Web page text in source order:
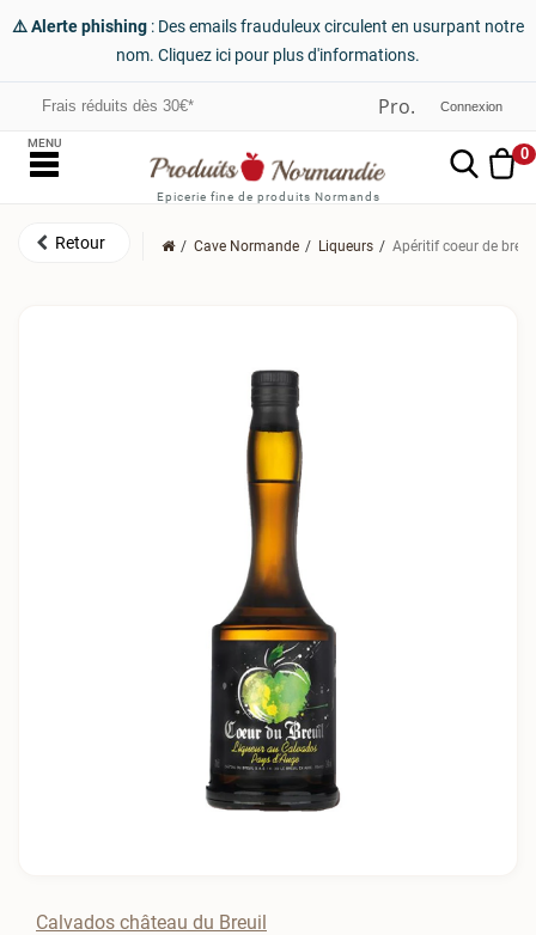
⚠️ Alerte phishing : Des emails frauduleux circulent en usurpant notre
nom. Cliquez ici pour plus d'informations.
Frais réduits dès 30€* Connexion
Epicerie fine de produits Normands
0
MENU
Cave Normande Liqueurs Apéritif coeur de
Calvados château du Breuil